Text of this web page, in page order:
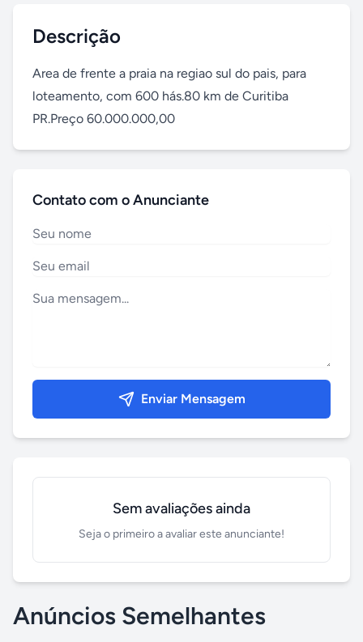
Descrição
Area de frente a praia na regiao sul do pais, para
loteamento, com 600 hás.80 km de Curitiba
PR.Preço 60.000.000,00
Contato com o Anunciante
Enviar Mensagem
Sem avaliações ainda
Seja o primeiro a avaliar este anunciante!
Anúncios Semelhantes